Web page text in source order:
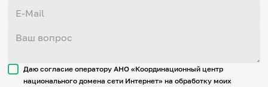
Даю согласие оператору АНО «Координационный центр
национального домена сети Интернет» на обработку моих